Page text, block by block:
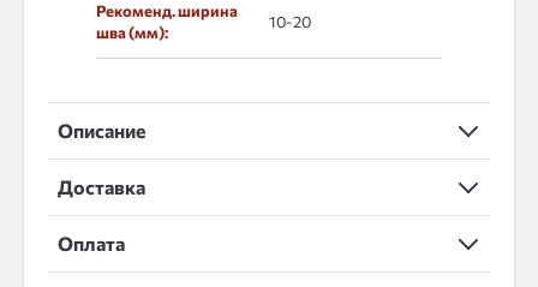
Рекоменд. ширина
шва (мм):
10-20
Описание
Доставка
Оплата